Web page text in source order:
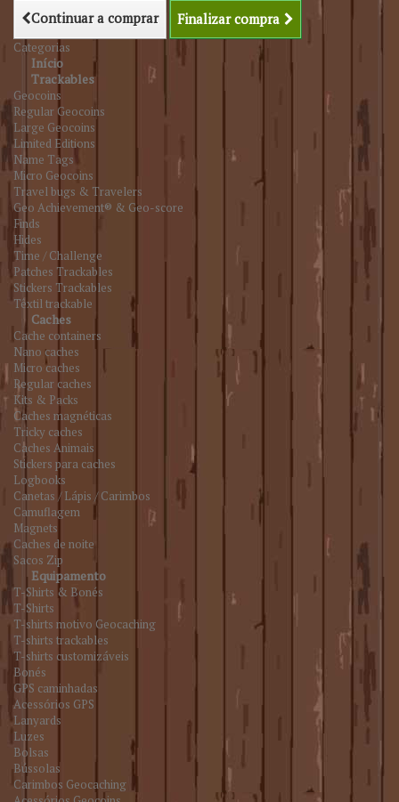
Continuar a comprar Finalizar compra
Categorias
Início
Trackables
Geocoins
Regular Geocoins
Large Geocoins
Limited Editions
Name Tags
Micro Geocoins
Travel bugs & Travelers
Geo Achievement® & Geo-score
Finds
Hides
Time / Challenge
Patches Trackables
Stickers Trackables
Têxtil trackable
Caches
Cache containers
Nano caches
Micro caches
Regular caches
Kits & Packs
Caches magnéticas
Tricky caches
Caches Animais
Stickers para caches
Logbooks
Canetas / Lápis / Carimbos
Camuflagem
Magnets
Caches de noite
Sacos Zip
Equipamento
T-Shirts & Bonés
T-Shirts
T-shirts motivo Geocaching
T-shirts trackables
T-shirts customizáveis
Bonés
GPS caminhadas
Acessórios GPS
Lanyards
Luzes
Bolsas
Bússolas
Carimbos Geocaching